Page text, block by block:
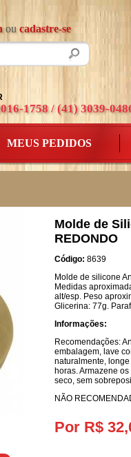
MEUS PEDIDOS
ou cadastre-se
1758 / (41) 3039-
Molde de
REDONDO
Código: 8639
Molde de silicone
Medidas
alt/esp. Peso
Glicerina: 77g.
Informações:
Recomendações:
embalagem, lave
naturalmente,
horas. Armazene
seco, sem
NÃO
Por R$